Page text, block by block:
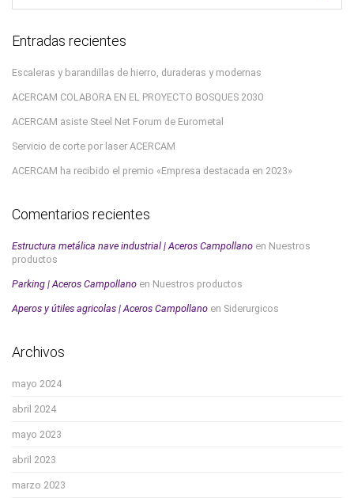
Entradas recientes
Escaleras y barandillas de hierro, duraderas y modernas
ACERCAM COLABORA EN EL PROYECTO BOSQUES 2030
ACERCAM asiste Steel Net Forum de Eurometal
Servicio de corte por laser ACERCAM
ACERCAM ha recibido el premio «Empresa destacada en 2023»
Comentarios recientes
Estructura metálica nave industrial | Aceros Campollano en Nuestros
productos
Parking | Aceros Campollano en Nuestros productos
Aperos y útiles agricolas | Aceros Campollano en Siderurgicos
Archivos
mayo 2024
abril 2024
mayo 2023
abril 2023
marzo 2023